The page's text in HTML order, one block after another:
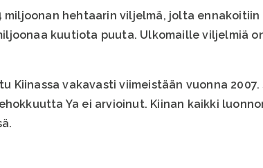
miljoonan hehtaarin viljelmä, jolta
kuutiota puuta. Ulkomaille viljelmiä
Kiinassa vakavasti viimeistään vuonna
Ya ei arvioinut. Kiinan kaikki